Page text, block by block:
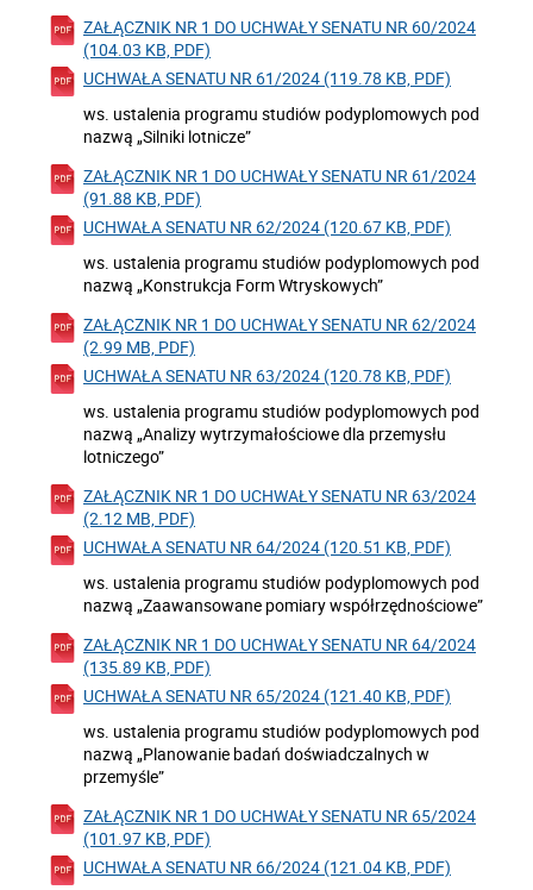
ZAŁĄCZNIK NR 1 DO UCHWAŁY SENATU NR 60/2024
(104.03 KB, PDF)
UCHWAŁA SENATU NR 61/2024 (119.78 KB, PDF)
ws. ustalenia programu studiów podyplomowych pod
nazwą „Silniki lotnicze”
ZAŁĄCZNIK NR 1 DO UCHWAŁY SENATU NR 61/2024
(91.88 KB, PDF)
UCHWAŁA SENATU NR 62/2024 (120.67 KB, PDF)
ws. ustalenia programu studiów podyplomowych pod
nazwą „Konstrukcja Form Wtryskowych”
ZAŁĄCZNIK NR 1 DO UCHWAŁY SENATU NR 62/2024
(2.99 MB, PDF)
UCHWAŁA SENATU NR 63/2024 (120.78 KB, PDF)
ws. ustalenia programu studiów podyplomowych pod
nazwą „Analizy wytrzymałościowe dla przemysłu
lotniczego”
ZAŁĄCZNIK NR 1 DO UCHWAŁY SENATU NR 63/2024
(2.12 MB, PDF)
UCHWAŁA SENATU NR 64/2024 (120.51 KB, PDF)
ws. ustalenia programu studiów podyplomowych pod
nazwą „Zaawansowane pomiary współrzędnościowe”
ZAŁĄCZNIK NR 1 DO UCHWAŁY SENATU NR 64/2024
(135.89 KB, PDF)
UCHWAŁA SENATU NR 65/2024 (121.40 KB, PDF)
ws. ustalenia programu studiów podyplomowych pod
nazwą „Planowanie badań doświadczalnych w
przemyśle”
ZAŁĄCZNIK NR 1 DO UCHWAŁY SENATU NR 65/2024
(101.97 KB, PDF)
UCHWAŁA SENATU NR 66/2024 (121.04 KB, PDF)